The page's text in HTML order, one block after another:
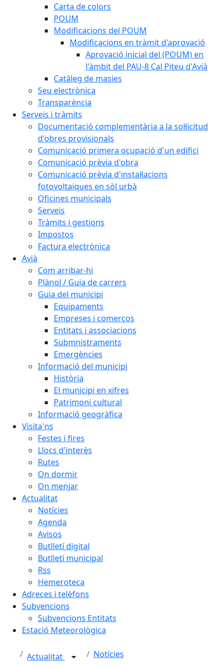
Carta de colors
POUM
Modificacions del POUM
Modificacions en tràmit d'aprovació
Aprovació inicial del (POUM) en
l'àmbit del PAU-8 Cal Piteu d'Avià
Catàleg de masies
Seu electrònica
Transparència
Serveis i tràmits
Documentació complementària a la sol·licitud
d'obres provisionals
Comunicació primera ocupació d'un edifici
Comunicació prèvia d'obra
Comunicació prèvia d'instal·lacions
fotovoltaiques en sòl urbà
Oficines municipals
Serveis
Tràmits i gestions
Impostos
Factura electrònica
Avià
Com arribar-hi
Plànol / Guia de carrers
Guia del municipi
Equipaments
Empreses i comerços
Entitats i associacions
Submnistraments
Emergències
Informació del municipi
Història
El municipi en xifres
Patrimoni cultural
Informació geogràfica
Visita'ns
Festes i fires
Llocs d'interès
Rutes
On dormir
On menjar
Actualitat
Notícies
Agenda
Avisos
Butlletí digital
Butlletí municipal
Rss
Hemeroteca
Adreces i telèfons
Subvencions
Subvencions Entitats
Estació Meteorològica
Actualitat Notícies